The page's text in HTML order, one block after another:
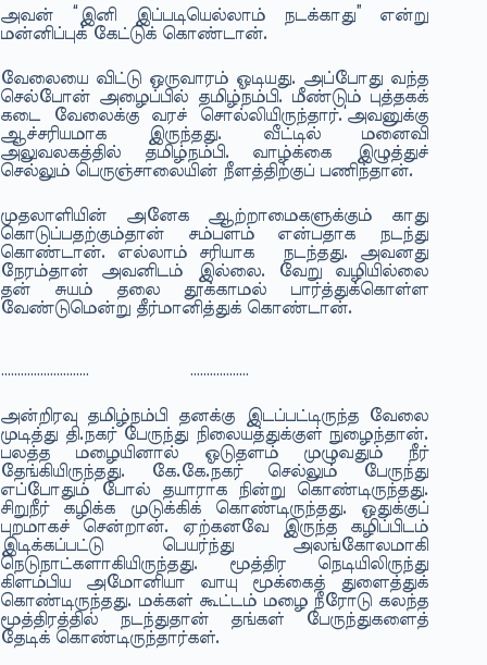
அவன் “இனி இப்படியெல்லாம் நடக்காது” என்று
மன்னிப்புக் கேட்டுக் கொண்டான்.
வேலையை விட்டு ஒருவாரம் ஓடியது. அப்போது வந்த
செல்போன் அழைப்பில் தமிழ்நம்பி. மீண்டும் புத்தகக்
கடை வேலைக்கு வரச் சொல்லியிருந்தார்.‘அவனுக்கு
ஆச்சரியமாக இருந்தது. வீட்டில் மனைவி
அலுவலகத்தில் தமிழ்நம்பி. வாழ்க்கை இழுத்துச்
செல்லும் பெருஞ்சாலையின் நீளத்திற்குப் பணிந்தான்.
முதலாளியின் அனேக ஆற்றாமைகளுக்கும் காது
கொடுப்பதற்கும்தான் சம்பளம் என்பதாக நடந்து
கொண்டான். எல்லாம் சரியாக நடந்தது. அவனது
நேரம்தான் அவனிடம் இல்லை. வேறு வழியில்லை
தன் சுயம் தலை தூக்காமல் பார்த்துக்கொள்ள
வேண்டுமென்று தீர்மானித்துக் கொண்டான்.
……………………… ………………
அன்றிரவு தமிழ்நம்பி தனக்கு இடப்பட்டிருந்த வேலை
முடித்து தி.நகர் பேருந்து நிலையத்துக்குள் நுழைந்தான்.
பலத்த மழையினால் ஓடுதளம் முழுவதும் நீர்
தேங்கியிருந்தது. கே.கே.நகர் செல்லும் பேருந்து
எப்போதும் போல் தயாராக நின்று கொண்டிருந்தது.
சிறுநீர் கழிக்க முடுக்கிக் கொண்டிருந்தது. ஒதுக்குப்
புறமாகச் சென்றான். ஏற்கனவே இருந்த கழிப்பிடம்
இடிக்கப்பட்டு பெயர்ந்து அலங்கோலமாகி
நெடுநாட்களாகியிருந்தது. மூத்திர நெடியிலிருந்து
கிளம்பிய அமோனியா வாயு மூக்கைத் துளைத்துக்
கொண்டிருந்தது. மக்கள் கூட்டம் மழை நீரோடு கலந்த
மூத்திரத்தில் நடந்துதான் தங்கள் பேருந்துகளைத்
தேடிக் கொண்டிருந்தார்கள்.